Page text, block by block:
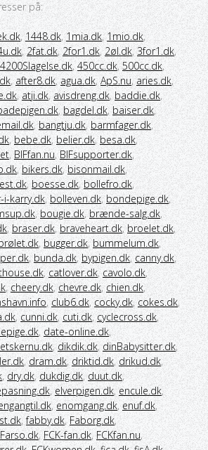
på:
, 1448.dk, 1mia.dk, 1mio.dk,
, 2fat.dk, 2for1.dk, 2øl.dk, 3for1.dk,
4200Slagelse.dk, 450cc.dk, 500cc.dk,
, after8.dk, agua.dk, ApS.nu, aries.dk,
, atji.dk, avisdreng.dk, baddie.dk,
, bagdel.dk, baiser.dk,
, bangtju.dk, barmfager.dk,
, bebe.dk, belier.dk, besa.dk,
, BIFfan.nu, BIFsupporter.dk,
, bikers.dk, bisonmail.dk,
, boesse.dk, bollefro.dk,
i-karry.dk, bolleven.dk, bondepige.dk,
, bougie.dk, brænde-salg.dk,
, braser.dk, braveheart.dk, broelet.dk,
, bugger.dk, bummelum.dk,
, bunda.dk, bypigen.dk, canny.dk,
, catlover.dk, cavolo.dk,
, cheery.dk, chevre.dk, chien.dk,
, club6.dk, cocky.dk, cokes.dk,
, cunni.dk, cuti.dk, cyclecross.dk,
, date-online.dk,
, dikdik.dk, dinBabysitter.dk,
, dram.dk, driktid.dk, drikud.dk,
, dry.dk, dukdig.dk, duut.dk,
, elverpigen.dk, encule.dk,
, enomgang.dk, enuf.dk,
,fabby.dk, Faborg.dk,
Farso.dk, FCK-fan.dk, FCKfan.nu,